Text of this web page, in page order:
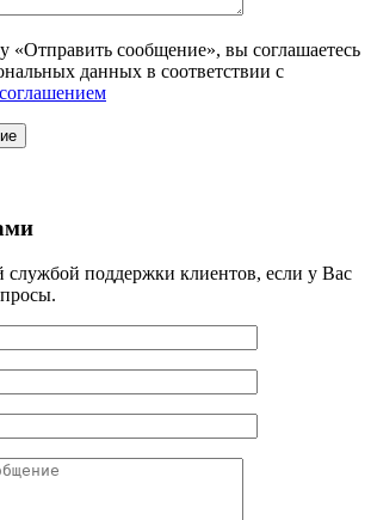
«Отправить сообщение», вы соглашаетесь
данных в соответствии с
службой поддержки клиентов, если у Вас